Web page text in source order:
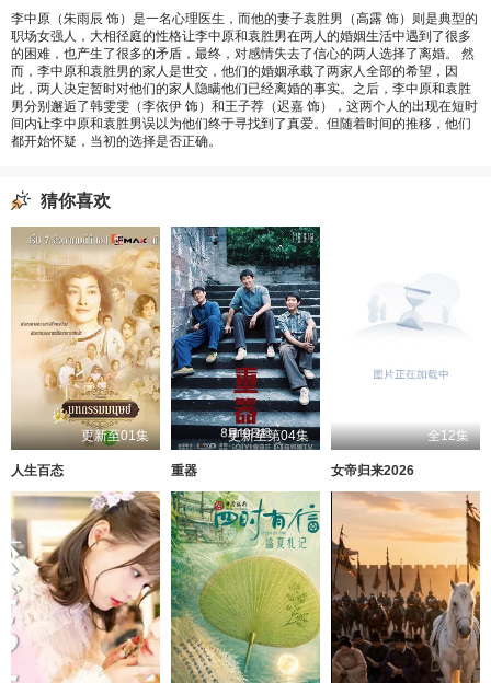
李中原（朱雨辰 饰）是一名心理医生，而他的妻子袁胜男（高露 饰）则是典型的
职场女强人，大相径庭的性格让李中原和袁胜男在两人的婚姻生活中遇到了很多
的困难，也产生了很多的矛盾，最终，对感情失去了信心的两人选择了离婚。 然
而，李中原和袁胜男的家人是世交，他们的婚姻承载了两家人全部的希望，因
此，两人决定暂时对他们的家人隐瞒他们已经离婚的事实。之后，李中原和袁胜
男分别邂逅了韩雯雯（李依伊 饰）和王子荐（迟嘉 饰），这两个人的出现在短时
间内让李中原和袁胜男误以为他们终于寻找到了真爱。但随着时间的推移，他们
都开始怀疑，当初的选择是否正确。
猜你喜欢
更新至01集
人生百态
更新至第04集
重器
全12集
女帝归来2026